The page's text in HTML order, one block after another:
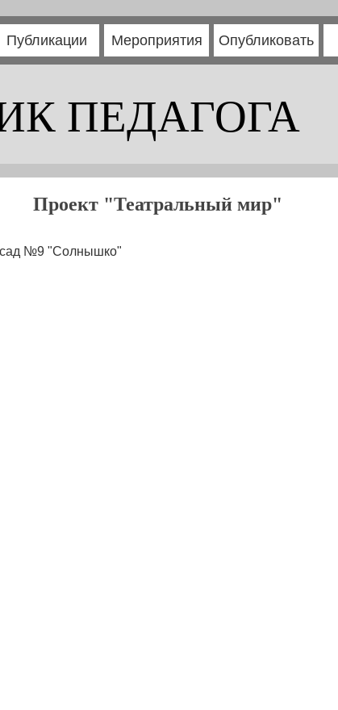
Публикации Мероприятия Опубликовать
ПЕДАГОГА
Проект "Театральный мир"
сад №9 "Солнышко"